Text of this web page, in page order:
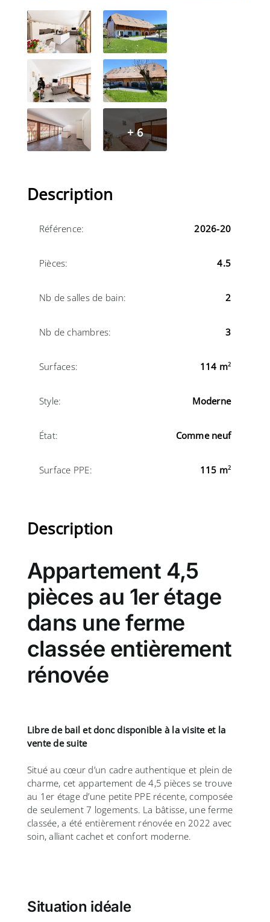
+ 6
Description
Référence: 2026-20
Pièces: 4.5
Nb de salles de bain: 2
Nb de chambres: 3
Surfaces: 114 m2
Style: Moderne
État: Comme neuf
Surface PPE: 115 m2
Description
Appartement 4,5
pièces au 1er étage
dans une ferme
classée entièrement
rénovée
Libre de bail et donc disponible à la visite et la
vente de suite
Situé au cœur d’un cadre authentique et plein de
charme, cet appartement de 4,5 pièces se trouve
au 1er étage d’une petite PPE récente, composée
de seulement 7 logements. La bâtisse, une ferme
classée, a été entièrement rénovée en 2022 avec
soin, alliant cachet et confort moderne.
Situation idéale